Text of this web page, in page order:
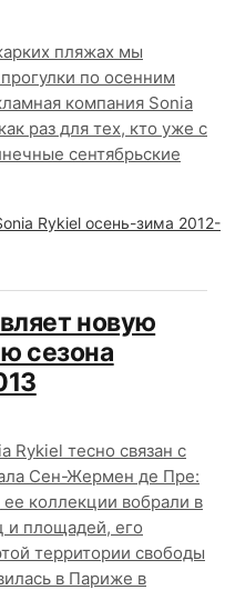
пляжах мы
по осенним
компания Sonia
раз для тех, кто уже с
сентябрьские
новую
сезона
тесно связан с
Сен-Жермен де Пре:
коллекции вобрали в
и площадей, его
территории свободы
в Париже в